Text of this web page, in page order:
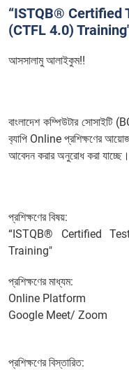
“ISTQB® Certified
(CTFL 4.0)
আসসালামু আলাইকুম!!
বাংলাদেশ কম্পিউটার সোসাইটি
ব‍্যাপি Online প্রশিক্ষণের
আবেদন করার অনুরোধ করা যাচ্ছে।
প্রশিক্ষণের বিষয়:
“ISTQB® Certified
Training"
প্রশিক্ষণের মাধ্যম:
Online Platform
Google Meet/ Zoom
প্রশিক্ষণের বিস্তা‌রিত: